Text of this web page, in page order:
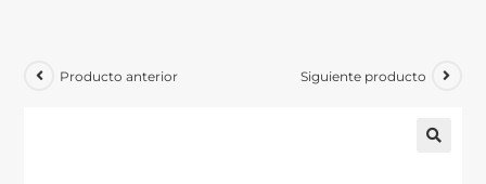
Producto anterior Siguiente producto